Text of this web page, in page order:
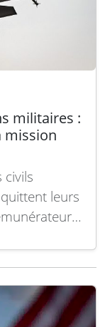
militaires :
mission
civils
leurs
: cet exode
Les